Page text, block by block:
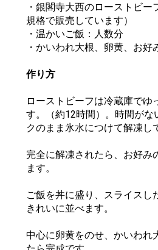
・銀閣寺大西のローストビ
規格で販売しています）
・温かいご飯：人数分
・かいわれ大根、卵黄、お好
作り方
ローストビーフは冷蔵庫でゆ
す。（約12時間）。時間がな
クのまま氷水につけて解凍し
完全に解凍されたら、お好み
ます。
ご飯を丼に盛り、スライスし
きれいに並べます。
中心に卵黄をのせ、かいわれ